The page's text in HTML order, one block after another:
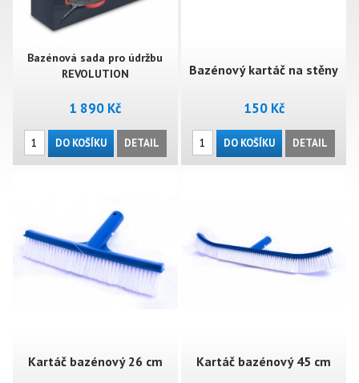
Bazénová sada pro údržbu
REVOLUTION
1 890 Kč
DO KOŠÍKU DETAIL
Bazénový kartáč na stěny
150 Kč
DO KOŠÍKU DETAIL
Kartáč bazénový 26 cm Kartáč bazénový 45 cm